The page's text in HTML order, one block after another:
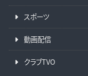
スポーツ
動画配信
クラブTVO